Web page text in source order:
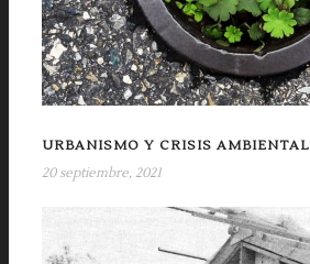
URBANISMO Y CRISIS AMBIENTAL
20 septiembre, 2021